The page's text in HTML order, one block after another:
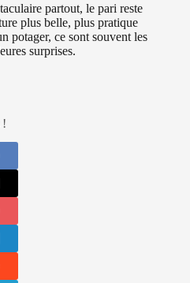
partout, le pari reste
plus belle, plus pratique
potager, ce sont souvent les
surprises.
!